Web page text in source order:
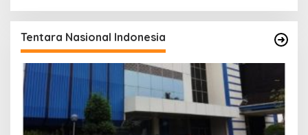
Tentara Nasional Indonesia